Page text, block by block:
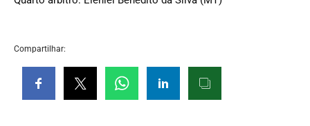
Compartilhar: